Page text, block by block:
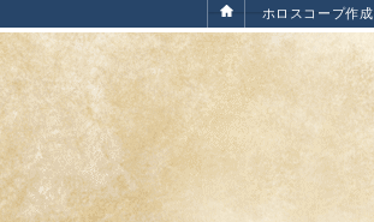
ホロスコープ作成